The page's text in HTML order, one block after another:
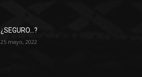
¿SEGURO…?
25 mayo, 2022